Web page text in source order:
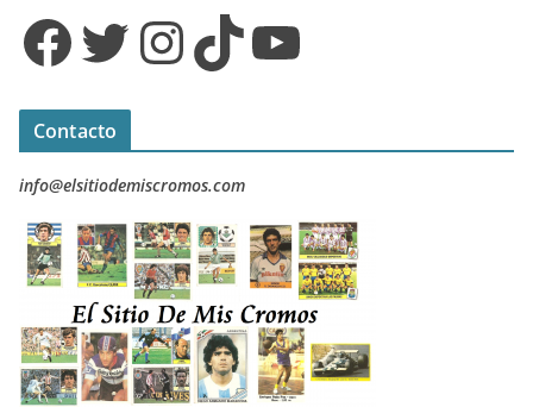
Facebook Twitter InstagramTikTok YouTube
Contacto
info@elsitiodemiscromos.com